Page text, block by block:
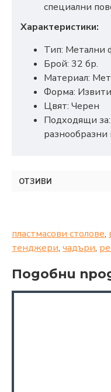
специални
Характеристики:
Тип: Метални
Брой: 32 бр.
Материал:
Форма: Извити
Цвят: Черен
Подходящи
разнообразни
ОТЗИВИ
пластмасови столове,
тенджери, чадъри,
Подобни